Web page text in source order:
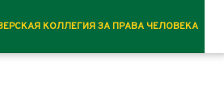
КОЛЛЕГИЯ ЗА ПРАВА ЧЕЛОВЕКА